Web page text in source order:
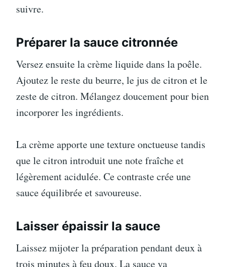
suivre.
Préparer la sauce citronnée
Versez ensuite la crème liquide dans la poêle.
Ajoutez le reste du beurre, le jus de citron et le
zeste de citron. Mélangez doucement pour bien
incorporer les ingrédients.
La crème apporte une texture onctueuse tandis
que le citron introduit une note fraîche et
légèrement acidulée. Ce contraste crée une
sauce équilibrée et savoureuse.
Laisser épaissir la sauce
Laissez mijoter la préparation pendant deux à
trois minutes à feu doux. La sauce va